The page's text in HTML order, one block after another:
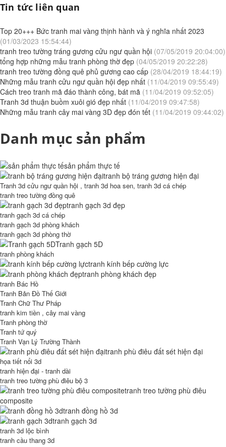
Tin tức liên quan
Top 20+++ Bức tranh mai vàng thịnh hành và ý nghĩa nhất 2023
(01/03/2023 15:54:44)
tranh treo tường tráng gương cửu ngư quần hội (07/05/2019 20:04:00)
tổng hợp những mẫu tranh phòng thờ đẹp (04/05/2019 20:22:28)
tranh treo tường đồng quê phủ gương cao cấp (28/04/2019 18:44:19)
Những mẫu tranh cửu ngư quần hội đẹp nhất (11/04/2019 09:55:49)
Cách treo tranh mã đáo thành công, bát mã (11/04/2019 09:52:05)
Tranh 3d thuận buồm xuôi gió đẹp nhất (11/04/2019 09:47:58)
Những mẫu tranh cây mai vàng 3D đẹp đón tết (11/04/2019 09:44:02)
Danh mục sản phẩm
sản phẩm thực tế
tranh bộ tráng gương hiện đại
Tranh 3d cửu ngư quần hội , tranh 3d hoa sen, tranh 3d cá chép
tranh treo tường đồng quê
tranh gạch 3d đẹp
tranh gạch 3d cá chép
tranh gạch 3d phòng khách
tranh gạch 3d phòng thờ
Tranh gạch 5D
tranh phòng khách
tranh kính bếp cường lực
tranh phòng khách đẹp
tranh Bác Hồ
Tranh Bản Đồ Thế Giới
Tranh Chữ Thư Pháp
tranh kim tiền , cây mai vàng
Tranh phòng thờ
Tranh tứ quý
Tranh Vạn Lý Trường Thành
tranh phù điêu đất sét hiện đại
họa tiết nổi 3d
tranh hiện đại - tranh dài
tranh treo tường phù điêu bộ 3
tranh treo tường phù điêu
composite
tranh đồng hồ 3d
tranh gạch 3d
tranh 3d lộc bình
tranh cầu thang 3d